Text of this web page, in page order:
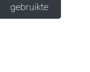
gebruikte